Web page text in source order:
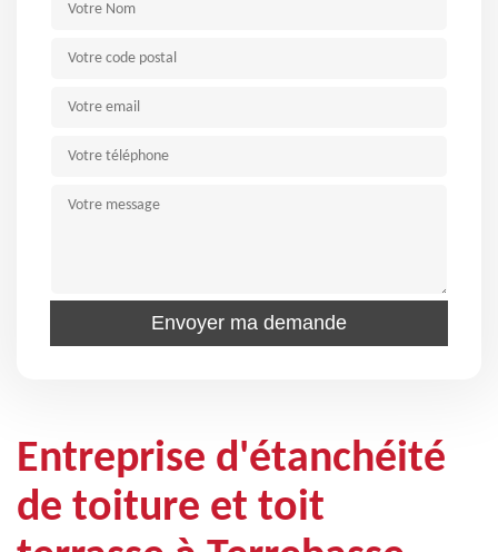
Entreprise d'étanchéité
de toiture et toit